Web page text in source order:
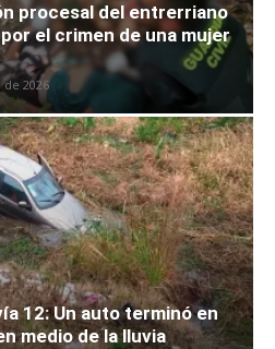
procesal del entrerriano
el crimen de una mujer
de 2026
12: Un auto terminó en
medio de la lluvia